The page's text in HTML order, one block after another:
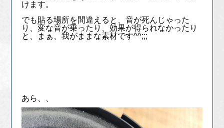
けます。
でも貼る場所を間違えると、音が死んじゃった
り、変な音が乗ったり、効果が得られなかったり
と、まぁ、我がままな素材です^^;;;
あら、、